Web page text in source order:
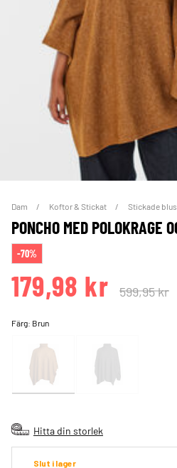
Dam Koftor & Stickat Stickade
PONCHO MED POLOKRAGE
-70%
179,98 kr 599,95 kr
Färg: Brun
Hitta din storlek
Slut i lager